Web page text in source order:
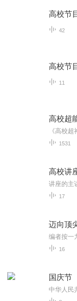
高校节
42
高校节
11
高校超
1531
高校讲
17
迈向顶
16
国庆节